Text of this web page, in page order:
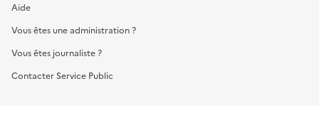
Aide
Vous êtes une administration ?
Vous êtes journaliste ?
Contacter Service Public